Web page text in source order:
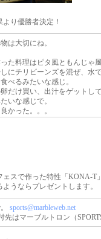
より優勝者決定！
は大切にね。
た料理はピタ風ともんじゃ風
にチリビーンズを混ぜ、水
べるみたいな感じ。
だけ買い、出汁をゲットし
いな感じで。
かった。。。
ェスで作った特性「KONA-T
うならプレゼントします。
。sports@marbleweb.net
はマーブルトロン（